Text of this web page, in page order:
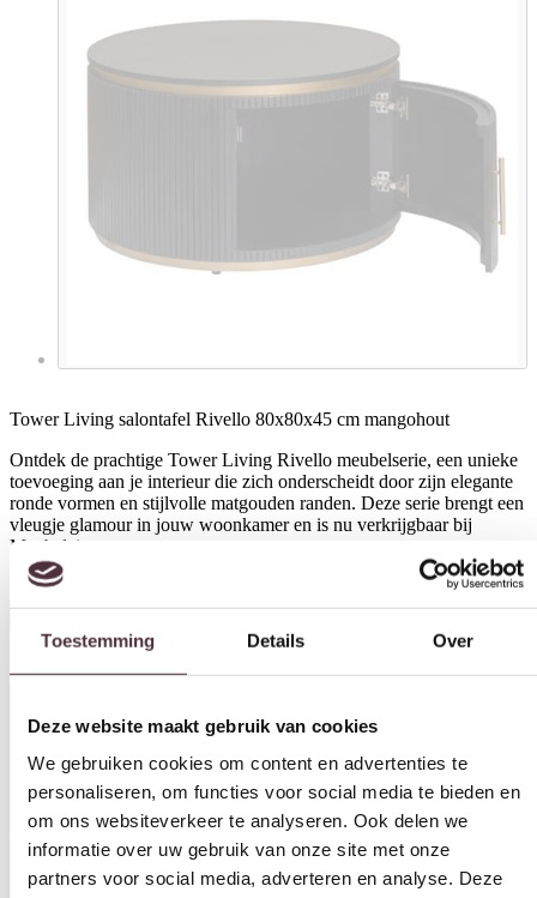
Toestemming Over
personaliseren, om functies voor social media te bieden en
om ons websiteverkeer te analyseren. Ook delen we
informatie over uw gebruik van onze site met onze
partners voor social media, adverteren en analyse. Deze
partners kunnen deze gegevens combineren met andere
informatie die u aan ze heeft verstrekt of die ze hebben
Tower Living salontafel Rivello 80x80x45 cm mangohout
Ontdek de prachtige Tower Living Rivello meubelserie, een unieke
toevoeging aan je interieur die zich onderscheidt door zijn elegante
ronde vormen en stijlvolle matgouden randen. Deze serie brengt een
vleugje glamour in jouw woonkamer en is nu verkrijgbaar bij
Meubelcity.
509,00
In winkelwagen
Specificaties